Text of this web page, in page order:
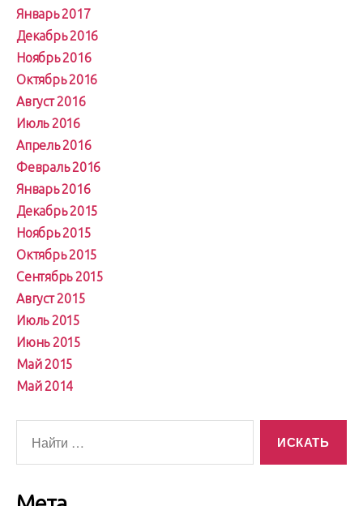
Январь 2017
Декабрь 2016
Ноябрь 2016
Октябрь 2016
Август 2016
Июль 2016
Апрель 2016
Февраль 2016
Январь 2016
Декабрь 2015
Ноябрь 2015
Октябрь 2015
Сентябрь 2015
Август 2015
Июль 2015
Июнь 2015
Май 2015
Май 2014